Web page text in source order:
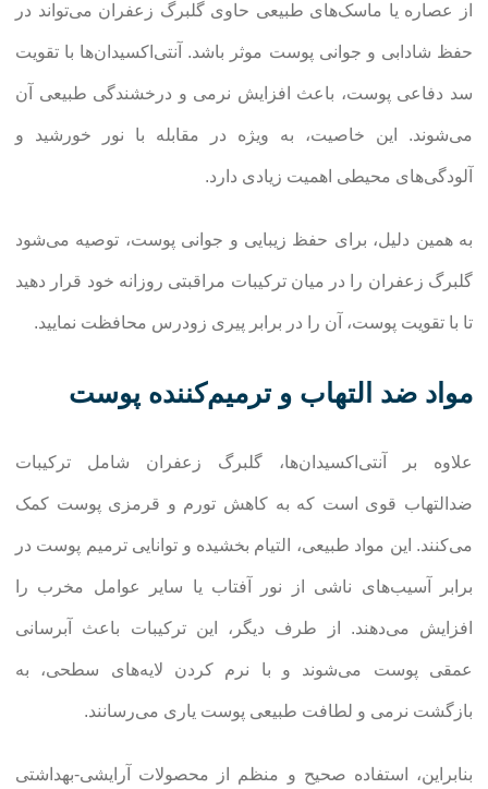
از عصاره یا ماسک‌های طبیعی حاوی گلبرگ زعفران می‌تواند در
حفظ شادابی و جوانی پوست موثر باشد. آنتی‌اکسیدان‌ها با تقویت
سد دفاعی پوست، باعث افزایش نرمی و درخشندگی طبیعی آن
می‌شوند. این خاصیت، به ویژه در مقابله با نور خورشید و
آلودگی‌های محیطی اهمیت زیادی دارد.
به همین دلیل، برای حفظ زیبایی و جوانی پوست، توصیه می‌شود
گلبرگ زعفران را در میان ترکیبات مراقبتی روزانه خود قرار دهید
تا با تقویت پوست، آن را در برابر پیری زودرس محافظت نمایید.
مواد ضد التهاب و ترمیم‌کننده پوست
علاوه بر آنتی‌اکسیدان‌ها، گلبرگ زعفران شامل ترکیبات
ضدالتهاب قوی است که به کاهش تورم و قرمزی پوست کمک
می‌کنند. این مواد طبیعی، التیام بخشیده و توانایی ترمیم پوست در
برابر آسیب‌های ناشی از نور آفتاب یا سایر عوامل مخرب را
افزایش می‌دهند. از طرف دیگر، این ترکیبات باعث آبرسانی
عمقی پوست می‌شوند و با نرم کردن لایه‌های سطحی، به
بازگشت نرمی و لطافت طبیعی پوست یاری می‌رسانند.
بنابراین، استفاده صحیح و منظم از محصولات آرایشی-بهداشتی